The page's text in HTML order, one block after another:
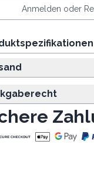
Anmelden oder